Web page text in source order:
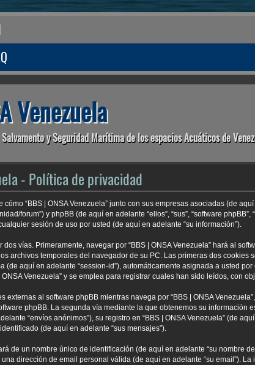
Venezuela
y Seguridad Marítima de los espacios Acuáticos de
- Política de privacidad
“BBS | ONSA Venezuela” junto con sus empresas asociadas (de aquí
forum”) y phpBB (de aquí en adelante “ellos”, “sus”, “software
sesión de uso por usted (de aquí en adelante “su información”).
vías. Primeramente, navegar por “BBS | ONSA Venezuela” hará al
archivos temporales del navegador de su PC. Las primeras dos
(de aquí en adelante “session-id”), automáticamente asignada a usted
Venezuela” y se emplea para registrar cuales han sido leídos, con
externas al software phpBB mientras navega por “BBS | ONSA
phpBB. La segunda vía mediante la que obtenemos su información
“envíos anónimos”), su registro en “BBS | ONSA Venezuela” (de
(de aquí en adelante “sus mensajes”).
de un nombre único de identificación (de aquí en adelante “su nombre
dirección de email personal válida (de aquí en adelante “su email”).